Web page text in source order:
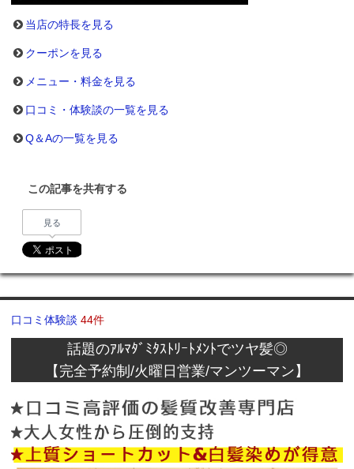
当店の特長を見る
クーポンを見る
メニュー・料金を見る
口コミ・体験談の一覧を見る
Q＆Aの一覧を見る
この記事を共有する
見る
口コミ体験談 44件
話題のｱﾙﾏﾀﾞﾐﾀｽﾄﾘｰﾄﾒﾝﾄでツヤ髪◎
【完全予約制/火曜日営業/マンツーマン】